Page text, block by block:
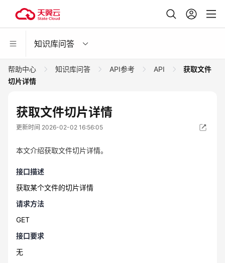
知识库问答
帮助中心 知识库问答 API参考 API
获取文件
切片详情
获取文件切片详情
更新时间 2026-02-02 16:56:05
本文介绍获取文件切片详情。
接口描述
获取某个文件的切片详情
请求方法
GET
接口要求
无